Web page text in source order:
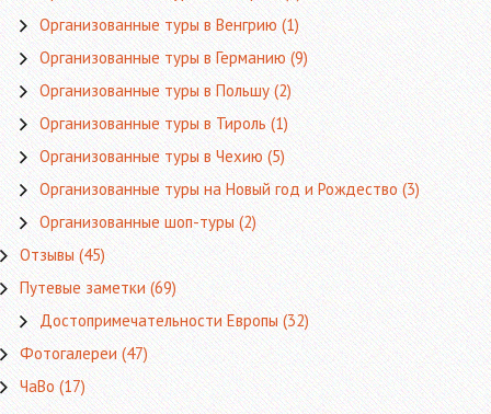
Организованные туры в Венгрию(1)
Организованные туры в Германию(9)
Организованные туры в Польшу(2)
Организованные туры в Тироль(1)
Организованные туры в Чехию(5)
Организованные туры на Новый год и Рождество(3)
Организованные шоп-туры(2)
Отзывы(45)
Путевые заметки(69)
Достопримечательности Европы(32)
Фотогалереи(47)
ЧаВо(17)